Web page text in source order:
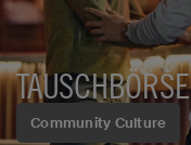
Community Culture
TAUSCHBÖRSE